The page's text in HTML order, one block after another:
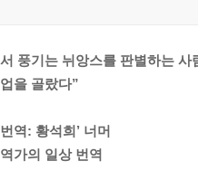
풍기는 뉘앙스를 판별하는 사
을 골랐다”
역: 황석희’ 너머
가의 일상 번역